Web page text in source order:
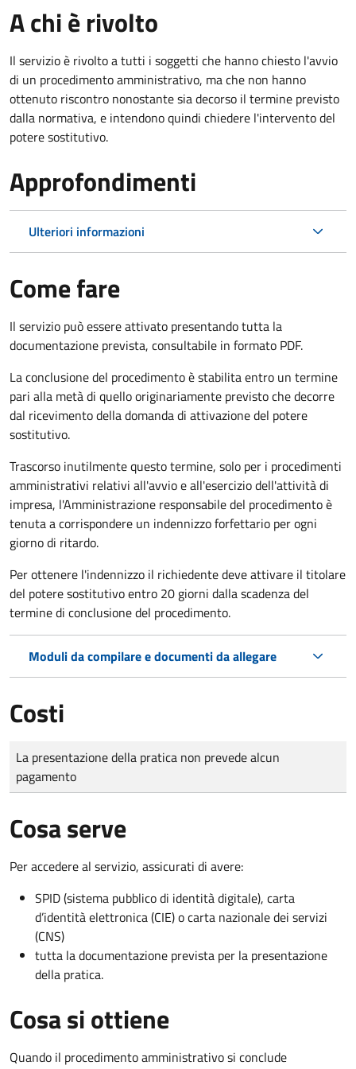
A chi è rivolto
Il servizio è rivolto a tutti i soggetti che hanno chiesto l'avvio
di un procedimento amministrativo, ma che non hanno
ottenuto riscontro nonostante sia decorso il termine previsto
dalla normativa, e intendono quindi chiedere l'intervento del
potere sostitutivo.
Approfondimenti
Ulteriori informazioni
Come fare
Il servizio può essere attivato presentando tutta la
documentazione prevista, consultabile in formato PDF.
La conclusione del procedimento è stabilita entro un termine
pari alla metà di quello originariamente previsto che decorre
dal ricevimento della domanda di attivazione del potere
sostitutivo.
Trascorso inutilmente questo termine, solo per i procedimenti
amministrativi relativi all'avvio e all'esercizio dell'attività di
impresa, l'Amministrazione responsabile del procedimento è
tenuta a corrispondere un indennizzo forfettario per ogni
giorno di ritardo.
Per ottenere l'indennizzo il richiedente deve attivare il titolare
del potere sostitutivo entro 20 giorni dalla scadenza del
termine di conclusione del procedimento.
Moduli da compilare e documenti da allegare
Costi
Tipo di pagamento
Importo
La presentazione della pratica non prevede alcun
pagamento
Cosa serve
Per accedere al servizio, assicurati di avere:
SPID (sistema pubblico di identità digitale), carta
d’identità elettronica (CIE) o carta nazionale dei servizi
(CNS)
tutta la documentazione prevista per la presentazione
della pratica.
Cosa si ottiene
Quando il procedimento amministrativo si conclude